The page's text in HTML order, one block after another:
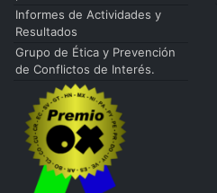
Informes de Actividades y
Resultados
Grupo de Ética y Prevención
de Conflictos de Interés.